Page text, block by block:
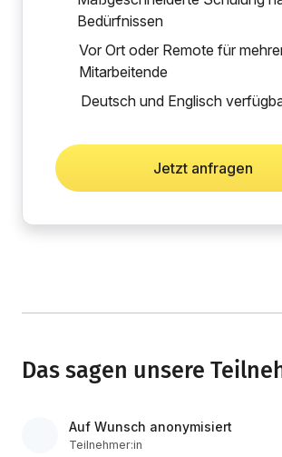
Bedürfnissen
Vor Ort oder Remote für
Mitarbeitende
Deutsch und Englisch
Jetzt anfragen
Das sagen unsere
Auf Wunsch anonymisiert
Teilnehmer:in